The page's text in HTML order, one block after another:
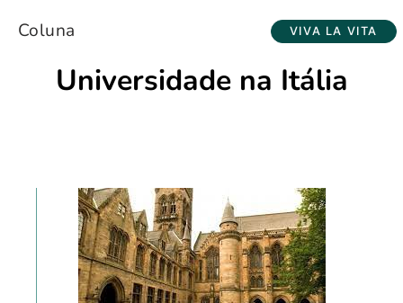
Coluna VIVA LA VITA
Universidade na Itália